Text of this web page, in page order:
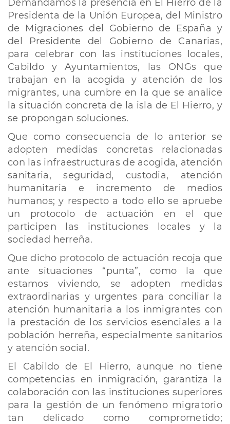
Demandamos la presencia en El Hierro de la
Presidenta de la Unión Europea, del Ministro
de Migraciones del Gobierno de España y
del Presidente del Gobierno de Canarias,
para celebrar con las instituciones locales,
Cabildo y Ayuntamientos, las ONGs que
trabajan en la acogida y atención de los
migrantes, una cumbre en la que se analice
la situación concreta de la isla de El Hierro, y
se propongan soluciones.
Que como consecuencia de lo anterior se
adopten medidas concretas relacionadas
con las infraestructuras de acogida, atención
sanitaria, seguridad, custodia, atención
humanitaria e incremento de medios
humanos; y respecto a todo ello se apruebe
un protocolo de actuación en el que
participen las instituciones locales y la
sociedad herreña.
Que dicho protocolo de actuación recoja que
ante situaciones “punta”, como la que
estamos viviendo, se adopten medidas
extraordinarias y urgentes para conciliar la
atención humanitaria a los inmigrantes con
la prestación de los servicios esenciales a la
población herreña, especialmente sanitarios
y atención social.
El Cabildo de El Hierro, aunque no tiene
competencias en inmigración, garantiza la
colaboración con las instituciones superiores
para la gestión de un fenómeno migratorio
tan delicado como comprometido;